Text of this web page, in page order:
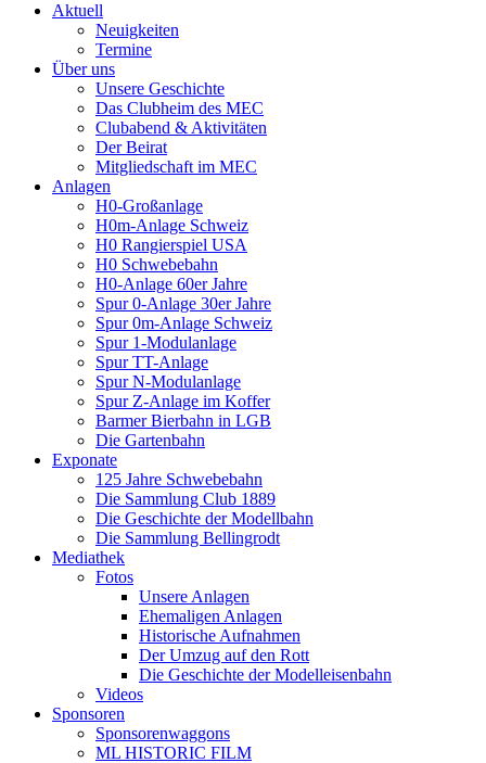
Aktuell
Neuigkeiten
Termine
Über uns
Unsere Geschichte
Das Clubheim des MEC
Clubabend & Aktivitäten
Der Beirat
Mitgliedschaft im MEC
Anlagen
H0-Großanlage
H0m-Anlage Schweiz
H0 Rangierspiel USA
H0 Schwebebahn
H0-Anlage 60er Jahre
Spur 0-Anlage 30er Jahre
Spur 0m-Anlage Schweiz
Spur 1-Modulanlage
Spur TT-Anlage
Spur N-Modulanlage
Spur Z-Anlage im Koffer
Barmer Bierbahn in LGB
Die Gartenbahn
Exponate
125 Jahre Schwebebahn
Die Sammlung Club 1889
Die Geschichte der Modellbahn
Die Sammlung Bellingrodt
Mediathek
Fotos
Unsere Anlagen
Ehemaligen Anlagen
Historische Aufnahmen
Der Umzug auf den Rott
Die Geschichte der Modelleisenbahn
Videos
Sponsoren
Sponsorenwaggons
ML HISTORIC FILM